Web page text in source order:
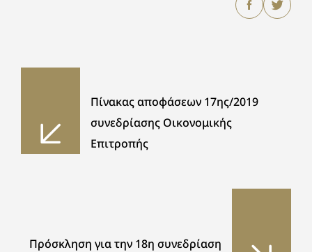
Πίνακας αποφάσεων 17ης/2019
συνεδρίασης Οικονομικής
Επιτροπής
Πρόσκληση για την 18η συνεδρίαση